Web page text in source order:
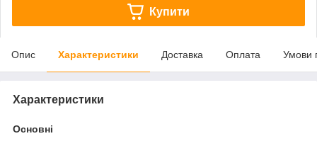
Купити
Опис Характеристики Доставка Оплата Умови
Характеристики
Основні